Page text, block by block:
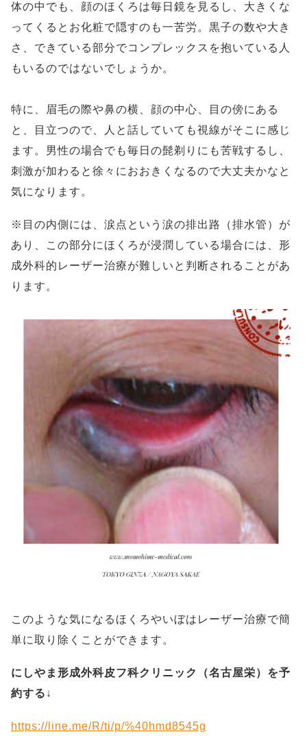
体の中でも、顔のほくろは毎日鏡を見るし、大きくな
ってくるとお化粧で隠すのも一苦労。黒子の数や大き
さ、できている部分でコンプレックスを抱いている人
もいるのではないでしょうか。
特に、眉毛の際や鼻の横、顔の中心、目の傍にある
と、目立つので、人と話していても視線がそこに感じ
ます。男性の場合でも毎日の髭剃りにも苦戦するし、
刺激が加わると徐々におおきくなるので大丈夫かなと
気になります。
※目の内側には、涙点という涙の排出路（排水管）が
あり、この部分にほくろが浸潤している場合には、形
成外科的レーザー治療が難しいと判断されることがあ
ります。
このような気になるほくろやいぼはレーザー治療で簡
単に取り除くことができます。
にしやま形成外科皮フ科クリニック（名古屋栄）を予
約する ↓
https://line.me/R/ti/p/%40hmd8545g